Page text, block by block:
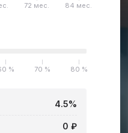
72 мес. 84 мес.
% 70 % 80 %
4.5%
0 ₽